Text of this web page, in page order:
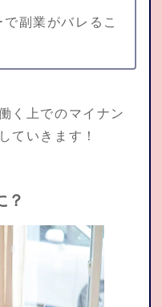
副業がバレるこ
く上でのマイナン
ていきます！
？